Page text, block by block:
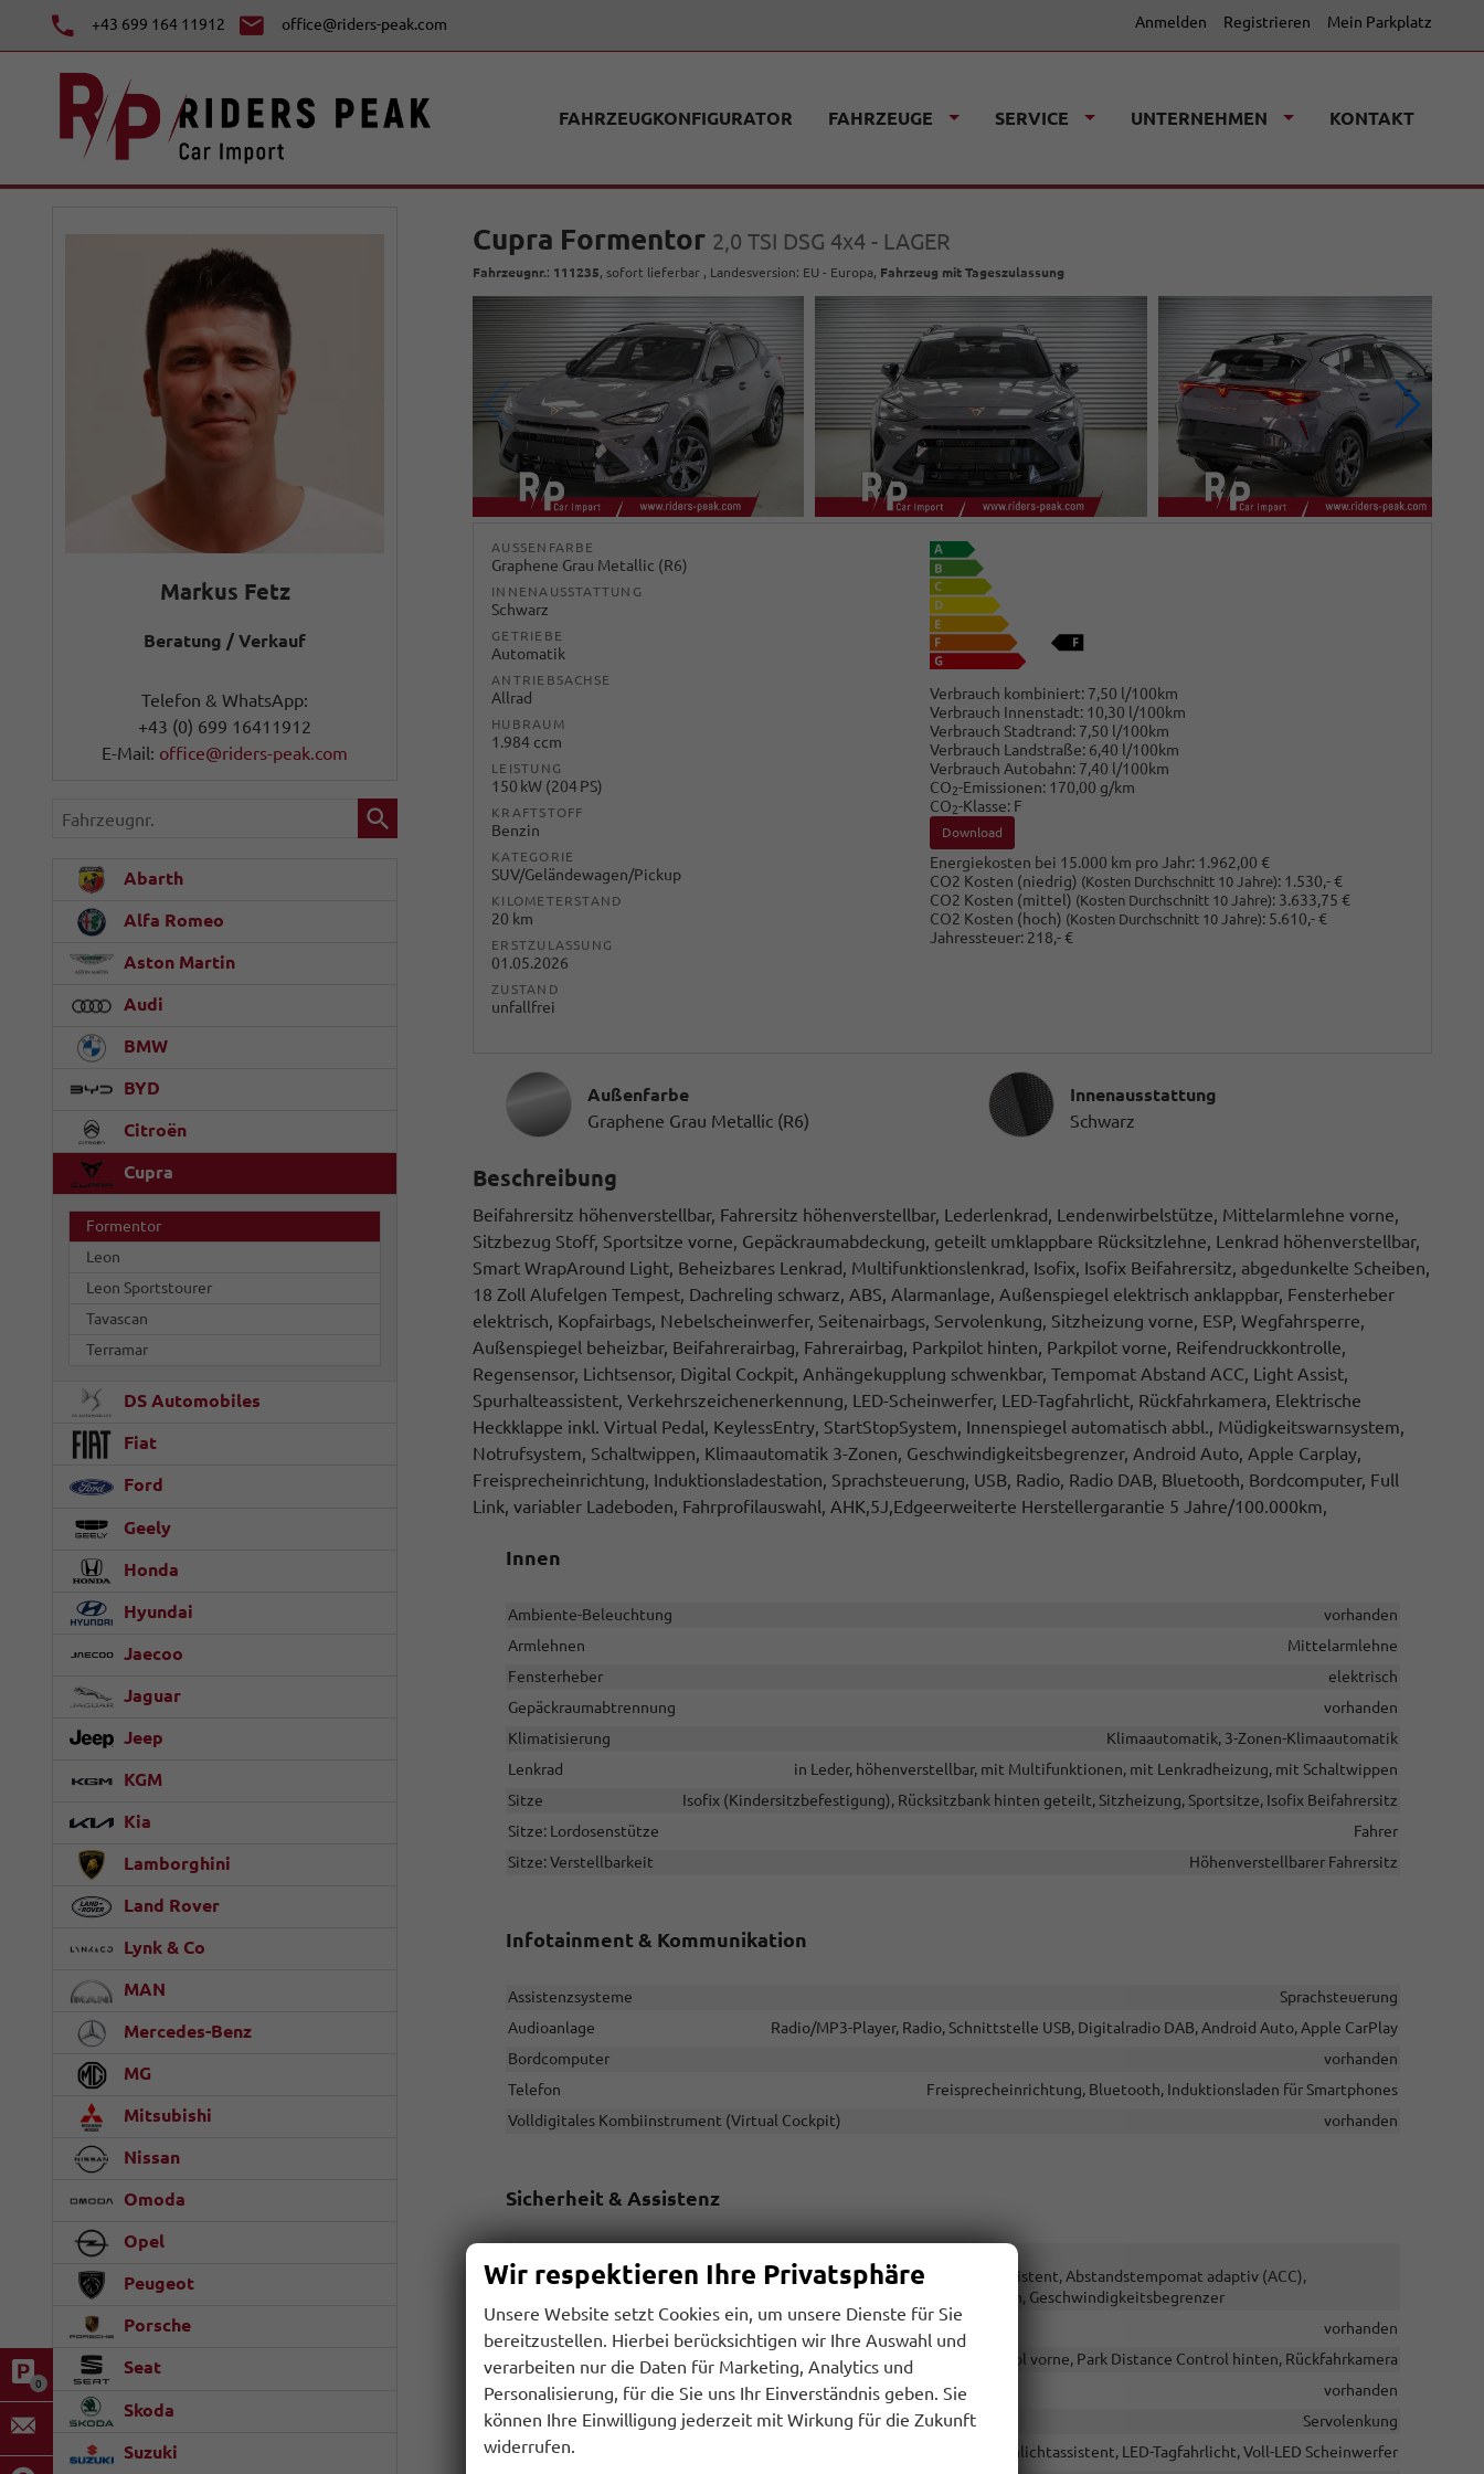
+43 699 164 11912 office@riders-peak.com Anmelden Registrieren Mein Parkplatz
0
FAHRZEUGKONFIGURATOR FAHRZEUGE SERVICE UNTERNEHMEN KONTAKT
Cupra Formentor 2,0 TSI DSG 4x4 - LAGER
Fahrzeugnr.: 111235,sofort lieferbar , Landesversion: EU - Europa, Fahrzeug mit Tageszulassung
AUSSENFARBE
Graphene Grau Metallic (R6)
INNENAUSSTATTUNG
Schwarz
GETRIEBE
Automatik
ANTRIEBSACHSE
Allrad
HUBRAUM
1.984 ccm
LEISTUNG
150 kW (204 PS)
KRAFTSTOFF
Benzin
KATEGORIE
SUV/Geländewagen/Pickup
KILOMETERSTAND
20 km
ERSTZULASSUNG
01.05.2026
ZUSTAND
unfallfrei
Verbrauch kombiniert: 7,50 l/100km
Verbrauch Innenstadt: 10,30 l/100km
Verbrauch Stadtrand: 7,50 l/100km
Verbrauch Landstraße: 6,40 l/100km
Verbrauch Autobahn: 7,40 l/100km
CO2-Emissionen: 170,00 g/km
CO2-Klasse: F
Download
Energiekosten bei 15.000 km pro Jahr: 1.962,00 €
CO2 Kosten (niedrig) (Kosten Durchschnitt 10 Jahre): 1.530,- €
CO2 Kosten (mittel) (Kosten Durchschnitt 10 Jahre): 3.633,75 €
CO2 Kosten (hoch) (Kosten Durchschnitt 10 Jahre): 5.610,- €
Jahressteuer: 218,- €
Außenfarbe
Graphene Grau Metallic (R6)
InnenausstattungInnenausstattung
Schwarz
Beschreibung
Beifahrersitz höhenverstellbar, Fahrersitz höhenverstellbar, Lederlenkrad, Lendenwirbelstütze, Mittelarmlehne vorne,
Sitzbezug Stoff, Sportsitze vorne, Gepäckraumabdeckung, geteilt umklappbare Rücksitzlehne, Lenkrad höhenverstellbar,
Smart WrapAround Light, Beheizbares Lenkrad, Multifunktionslenkrad, Isofix, Isofix Beifahrersitz, abgedunkelte Scheiben,
18 Zoll Alufelgen Tempest, Dachreling schwarz, ABS, Alarmanlage, Außenspiegel elektrisch anklappbar, Fensterheber
elektrisch, Kopfairbags, Nebelscheinwerfer, Seitenairbags, Servolenkung, Sitzheizung vorne, ESP, Wegfahrsperre,
Außenspiegel beheizbar, Beifahrerairbag, Fahrerairbag, Parkpilot hinten, Parkpilot vorne, Reifendruckkontrolle,
Regensensor, Lichtsensor, Digital Cockpit, Anhängekupplung schwenkbar, Tempomat Abstand ACC, Light Assist,
Spurhalteassistent, Verkehrszeichenerkennung, LED-Scheinwerfer, LED-Tagfahrlicht, Rückfahrkamera, Elektrische
Heckklappe inkl. Virtual Pedal, KeylessEntry, StartStopSystem, Innenspiegel automatisch abbl., Müdigkeitswarnsystem,
Notrufsystem, Schaltwippen, Klimaautomatik 3-Zonen, Geschwindigkeitsbegrenzer, Android Auto, Apple Carplay,
Freisprecheinrichtung, Induktionsladestation, Sprachsteuerung, USB, Radio, Radio DAB, Bluetooth, Bordcomputer, Full
Link, variabler Ladeboden, Fahrprofilauswahl, AHK,5J,Edgeerweiterte Herstellergarantie 5 Jahre/100.000km,
Innen
Ambiente-Beleuchtung
vorhanden
Armlehnen
Mittelarmlehne
Fensterheber
elektrisch
Gepäckraumabtrennung
vorhanden
Klimatisierung
Klimaautomatik, 3-Zonen-Klimaautomatik
Lenkrad
in Leder, höhenverstellbar, mit Multifunktionen, mit Lenkradheizung, mit Schaltwippen
Sitze
Isofix (Kindersitzbefestigung), Rücksitzbank hinten geteilt, Sitzheizung, Sportsitze, Isofix Beifahrersitz
Sitze: Lordosenstütze
Fahrer
Sitze: Verstellbarkeit
Höhenverstellbarer Fahrersitz
Infotainment & Kommunikation
Assistenzsysteme
Sprachsteuerung
Audioanlage
Radio/MP3-Player, Radio, Schnittstelle USB, Digitalradio DAB, Android Auto, Apple CarPlay
Bordcomputer
vorhanden
Telefon
Freisprecheinrichtung, Bluetooth, Induktionsladen für Smartphones
Volldigitales Kombiinstrument (Virtual Cockpit)
vorhanden
Sicherheit & Assistenz
Regensensor, Tempomat, Tempomat mit Lenkradkontrolle, Spurhalteassistent, Abstandstempomat adaptiv (ACC),
Verkehrzeichenerkennung, Müdigkeitserkennungs-Sensor, Notrufsystem, Geschwindigkeitsbegrenzer
vorhanden
Einparkhilfe
Park Distance Control vorne, Park Distance Control hinten, Rückfahrkamera
Innenspiegel automatisch abblendend
vorhanden
Lenkung
Servolenkung
Lichttechnik
Lichtsensor, Nebelscheinwerfer, LED-Scheinwerfer, Fernlichtassistent, LED-Tagfahrlicht, Voll-LED Scheinwerfer
Markus Fetz
Beratung / Verkauf
Telefon & WhatsApp:
+43 (0) 699 16411912
E-Mail: office@riders-peak.com
Fahrzeugnr.
Abarth
Alfa Romeo
Aston Martin
Audi
BMW
BYD
Citroën
Cupra
Formentor
Leon
Leon Sportstourer
Tavascan
Terramar
DS Automobiles
Fiat
Ford
Geely
Honda
Hyundai
Jaecoo
Jaguar
Jeep
KGM
Kia
Lamborghini
Land Rover
Lynk & Co
MAN
Mercedes-Benz
MG
Mitsubishi
Nissan
Omoda
Opel
Peugeot
Porsche
Seat
Skoda
Suzuki
Wir respektieren Ihre Privatsphäre
Unsere Website setzt Cookies ein, um unsere Dienste für Sie
bereitzustellen. Hierbei berücksichtigen wir Ihre Auswahl und
verarbeiten nur die Daten für Marketing, Analytics und
Personalisierung, für die Sie uns Ihr Einverständnis geben. Sie
können Ihre Einwilligung jederzeit mit Wirkung für die Zukunft
widerrufen.